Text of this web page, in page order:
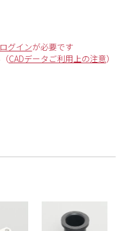
グインが必要です
CADデータご利用上の注意）